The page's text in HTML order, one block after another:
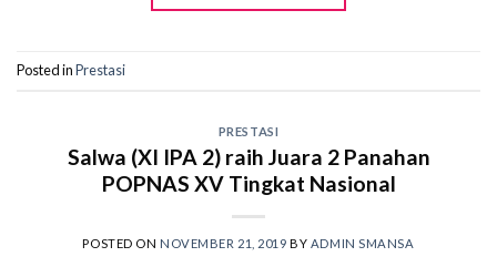
Posted inPrestasi
PRESTASI
Salwa (XI IPA 2) raih Juara 2 Panahan
POPNAS XV Tingkat Nasional
POSTED ON NOVEMBER 21, 2019 BY ADMIN SMANSA